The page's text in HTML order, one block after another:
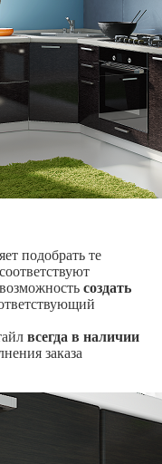
подобрать те
создать
всегда в наличии
заказа